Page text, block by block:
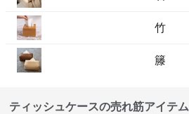
竹
籐
ティッシュケースの売れ筋アイテム